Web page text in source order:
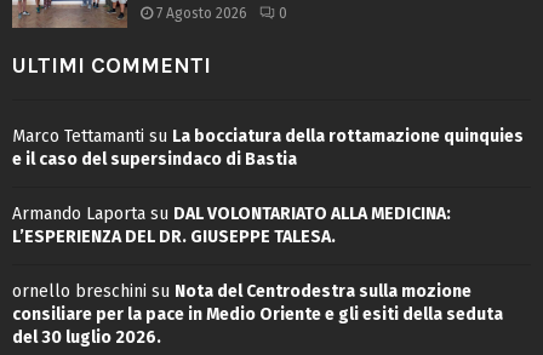
7 Agosto 2026 0
ULTIMI COMMENTI
Marco Tettamanti su La bocciatura della rottamazione quinquies
e il caso del supersindaco di Bastia
Armando Laporta su DAL VOLONTARIATO ALLA MEDICINA:
L’ESPERIENZA DEL DR. GIUSEPPE TALESA.
ornello breschini su Nota del Centrodestra sulla mozione
consiliare per la pace in Medio Oriente e gli esiti della seduta
del 30 luglio 2026.